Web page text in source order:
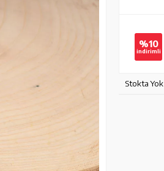
%10
indirimli
Stokta Yok